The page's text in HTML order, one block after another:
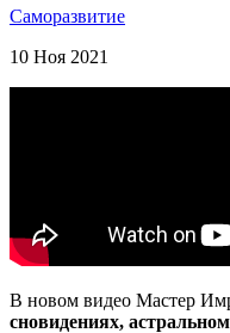
Саморазвитие
10 Ноя 2021
В новом видео Мастер
сновидениях,